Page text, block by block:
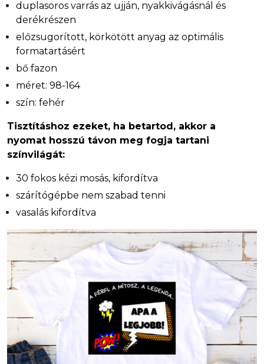
duplasoros varrás az ujján, nyakkivágásnál és
derékrészen
előzsugorított, körkötött anyag az optimális
formatartásért
bő fazon
méret: 98-164
szín: fehér
Tisztításhoz ezeket, ha betartod, akkor a
nyomat hosszú távon meg fogja tartani
színvilágát:
30 fokos kézi mosás, kifordítva
szárítógépbe nem szabad tenni
vasalás kifordítva